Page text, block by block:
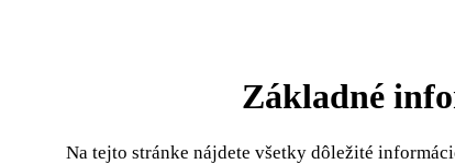
Základné
Na tejto stránke nájdete všetky dôležité